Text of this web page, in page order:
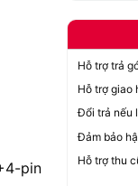
pin
Hỗ trợ trả
Hỗ trợ giao
Đổi trả nếu
Đảm bảo
Hỗ trợ thu